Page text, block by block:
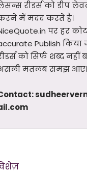
रीडर्स को डीप
में मदद करते हैं।
पर हर
Publish किया
को सिर्फ शब्द
मतलब समझ आए।